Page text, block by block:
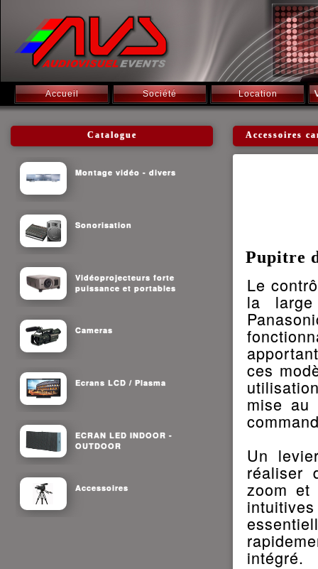
Accueil Société Location
Catalogue
Montage vidéo - divers
Sonorisation
Vidéoprojecteurs forte
puissance et portables
Cameras
Ecrans LCD / Plasma
ECRAN LED INDOOR -
OUTDOOR
Accessoires
Accessoires
Pupitre
Le
la large
ces
mise au
Un
réaliser
zoom
intégré.